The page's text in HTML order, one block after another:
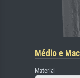
Médio e
Material